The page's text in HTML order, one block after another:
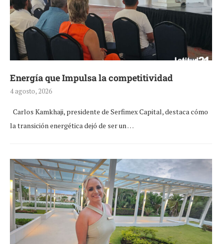
Energía que Impulsa la competitividad
4 agosto, 2026
Carlos Kamkhaji, presidente de Serfimex Capital, destaca cómo
la transición energética dejó de ser un …